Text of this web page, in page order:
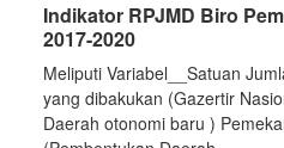
Indikator RPJMD Biro
2017-2020
Meliputi Variabel__Satuan
yang dibakukan (Gazertir
Daerah otonomi baru )